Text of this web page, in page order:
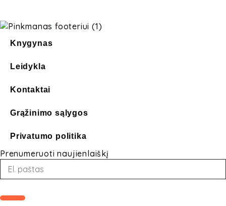
Knygynas
Leidykla
Kontaktai
Grąžinimo sąlygos
Privatumo politika
Prenumeruoti naujienlaiškį